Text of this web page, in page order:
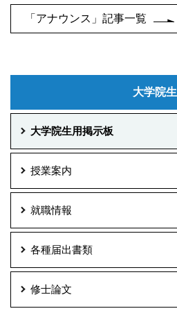
「アナウンス」記事一覧
大学院生
大学院生用掲示板
授業案内
就職情報
各種届出書類
修士論文